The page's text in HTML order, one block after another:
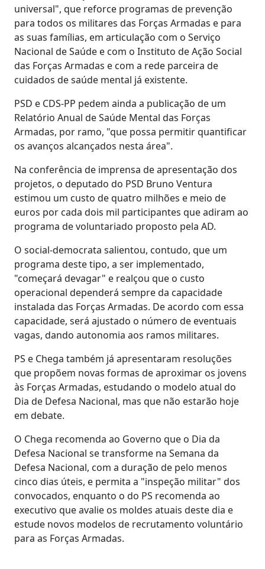
universal", que reforce programas de prevenção
para todos os militares das Forças Armadas e para
as suas famílias, em articulação com o Serviço
Nacional de Saúde e com o Instituto de Ação Social
das Forças Armadas e com a rede parceira de
cuidados de saúde mental já existente.
PSD e CDS-PP pedem ainda a publicação de um
Relatório Anual de Saúde Mental das Forças
Armadas, por ramo, "que possa permitir quantificar
os avanços alcançados nesta área".
Na conferência de imprensa de apresentação dos
projetos, o deputado do PSD Bruno Ventura
estimou um custo de quatro milhões e meio de
euros por cada dois mil participantes que adiram ao
programa de voluntariado proposto pela AD.
O social-democrata salientou, contudo, que um
programa deste tipo, a ser implementado,
"começará devagar" e realçou que o custo
operacional dependerá sempre da capacidade
instalada das Forças Armadas. De acordo com essa
capacidade, será ajustado o número de eventuais
vagas, dando autonomia aos ramos militares.
PS e Chega também já apresentaram resoluções
que propõem novas formas de aproximar os jovens
às Forças Armadas, estudando o modelo atual do
Dia de Defesa Nacional, mas que não estarão hoje
em debate.
O Chega recomenda ao Governo que o Dia da
Defesa Nacional se transforme na Semana da
Defesa Nacional, com a duração de pelo menos
cinco dias úteis, e permita a "inspeção militar" dos
convocados, enquanto o do PS recomenda ao
executivo que avalie os moldes atuais deste dia e
estude novos modelos de recrutamento voluntário
para as Forças Armadas.